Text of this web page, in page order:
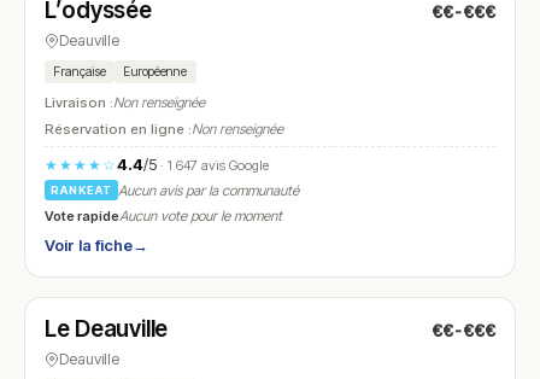
N° 27
L’odyssée €€-€€€
Deauville
Française Européenne
Livraison :Non renseignée
Réservation en ligne :Non renseignée
★★★★☆4.4/5· 1 647 avis Google
RANKEAT
Aucun avis par la communauté
Vote rapideAucun vote pour le moment
Voir la fiche→
N° 28
Le Deauville €€-€€€
Deauville